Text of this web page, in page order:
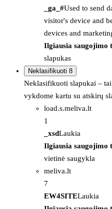
_ga_#Used to send
visitor's device and
devices and
Ilgiausia saugojimo
slapukas
Neklasifikuoti 8
Neklasifikuoti slapukai –
vykdome kartu su atskirų
load.s.meliva.lt
1
_xsdLaukia
Ilgiausia saugojimo
vietinė saugykla
meliva.lt
7
EW4SITELaukia